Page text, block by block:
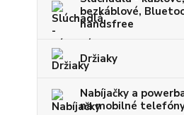
bezkáblové,
handsfree
Držiaky
Nabíjačky a
na mobilné